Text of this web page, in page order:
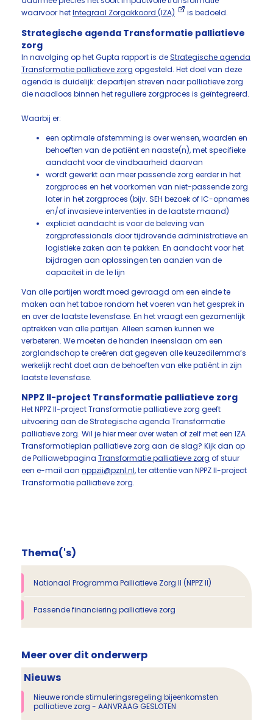
waarvoor hetIntegraal Zorgakkoord (IZA) is bedoeld.
Strategische agenda Transformatie palliatieve
zorg
In navolging op het Gupta rapport is deStrategische agenda
Transformatie palliatieve zorg opgesteld. Het doel van deze
agenda is duidelijk: de partijen streven naar palliatieve zorg
die naadloos binnen het reguliere zorgproces is geïntegreerd.
Waarbij er:
een optimale afstemming is over wensen, waarden en
behoeften van de patiënt en naaste(n), met specifieke
aandacht voor de vindbaarheid daarvan
wordt gewerkt aan meer passende zorg eerder in het
zorgproces en het voorkomen van niet-passende zorg
later in het zorgproces (bijv. SEH bezoek of IC-opnames
en/of invasieve interventies in de laatste maand)
expliciet aandacht is voor de beleving van
zorgprofessionals door tijdrovende administratieve en
logistieke zaken aan te pakken. En aandacht voor het
bijdragen aan oplossingen ten aanzien van de
capaciteit in de 1e lijn
Van alle partijen wordt moed gevraagd om een einde te
maken aan het taboe rondom het voeren van het gesprek in
en over de laatste levensfase. En het vraagt een gezamenlijk
optrekken van alle partijen. Alleen samen kunnen we
verbeteren. We moeten de handen ineenslaan om een
zorglandschap te creëren dat gegeven alle keuzedilemma’s
werkelijk recht doet aan de behoeften van elke patiënt in zijn
laatste levensfase.
NPPZ II-project Transformatie palliatieve zorg
Het NPPZ II-project Transformatie palliatieve zorg geeft
uitvoering aan de Strategische agenda Transformatie
palliatieve zorg. Wil je hier meer over weten of zelf met een IZA
Transformatieplan palliatieve zorg aan de slag? Kijk dan op
de Palliawebpagina Transformatie palliatieve zorg of stuur
een e-mail aan nppzii@pznl.nl, ter attentie van NPPZ II-project
Transformatie palliatieve zorg.
Thema('s)
Nationaal Programma Palliatieve Zorg II (NPPZ II)
Passende financiering palliatieve zorg
Meer over dit onderwerp
Nieuws
Nieuwe ronde stimuleringsregeling bijeenkomsten
palliatieve zorg - AANVRAAG GESLOTEN